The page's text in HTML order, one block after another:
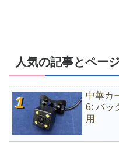
人気の記事とペー
中華カ
6: バッ
用